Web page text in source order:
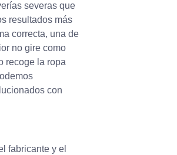
severas que
resultados más
correcta, una de
no gire como
recoge la ropa
con
fabricante y el